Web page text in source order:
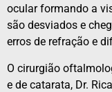
ocular formando a
são desviados e
erros de refração e
O cirurgião
e de catarata, Dr.